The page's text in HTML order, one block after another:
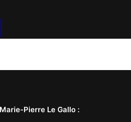
Marie-Pierre Le Gallo :